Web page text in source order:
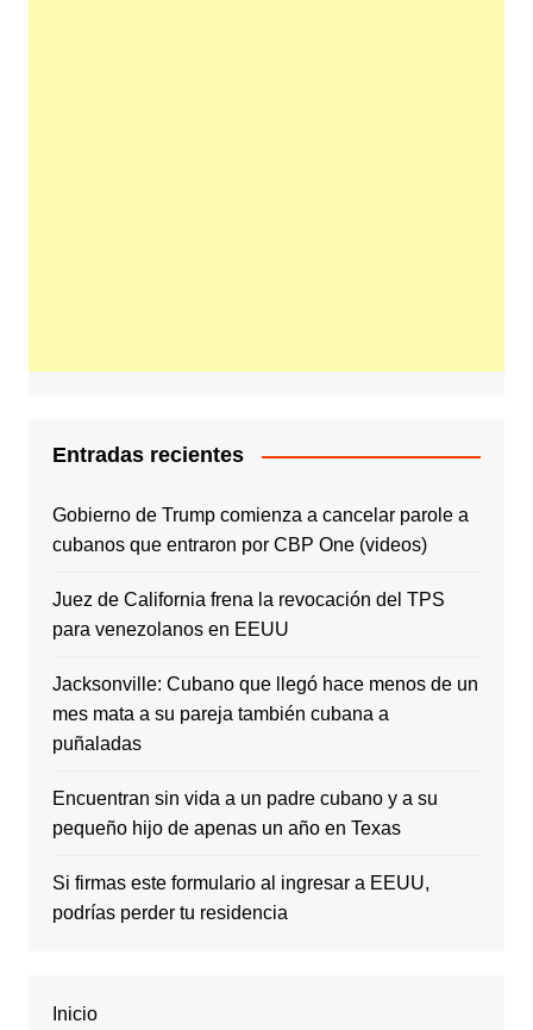
Entradas recientes
Gobierno de Trump comienza a cancelar parole a
cubanos que entraron por CBP One (videos)
Juez de California frena la revocación del TPS
para venezolanos en EEUU
Jacksonville: Cubano que llegó hace menos de un
mes mata a su pareja también cubana a
puñaladas
Encuentran sin vida a un padre cubano y a su
pequeño hijo de apenas un año en Texas
Si firmas este formulario al ingresar a EEUU,
podrías perder tu residencia
Inicio